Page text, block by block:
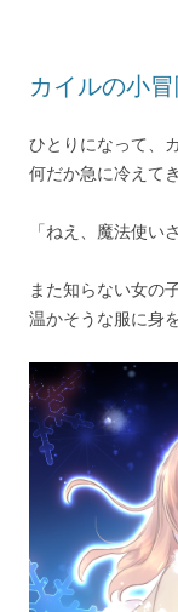
カイルの小
ひとりになって、
何だか急に冷えて
「ねえ、魔法使い
また知らない女の
温かそうな服に身